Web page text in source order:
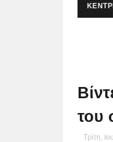
του
Τρίτη,